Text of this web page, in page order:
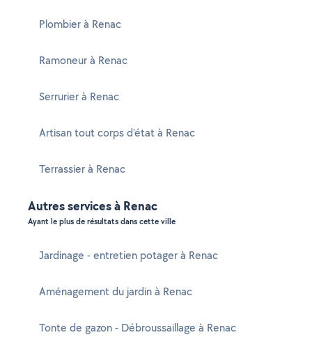
Plombier à Renac
Ramoneur à Renac
Serrurier à Renac
Artisan tout corps d'état à Renac
Terrassier à Renac
Autres services à Renac
Ayant le plus de résultats dans cette ville
Jardinage - entretien potager à Renac
Aménagement du jardin à Renac
Tonte de gazon - Débroussaillage à Renac